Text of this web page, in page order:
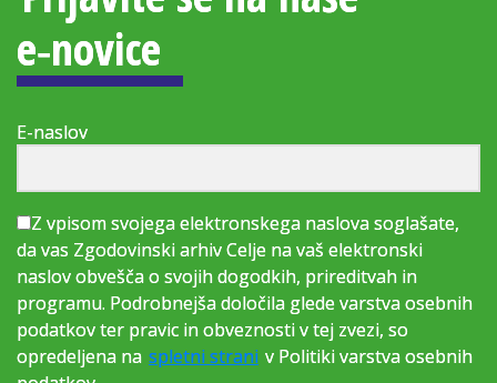
e‑novice
E-naslov
Z vpisom svojega elektronskega naslova soglašate,
da vas Zgodovinski arhiv Celje na vaš elektronski
naslov obvešča o svojih dogodkih, prireditvah in
programu. Podrobnejša določila glede varstva osebnih
podatkov ter pravic in obveznosti v tej zvezi, so
opredeljena na spletni strani v Politiki varstva osebnih